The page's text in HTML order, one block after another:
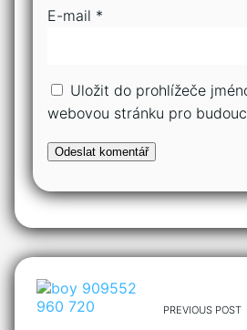
E-mail *
Uložit do prohlížeče
webovou stránku pro
PREVIOUS POST